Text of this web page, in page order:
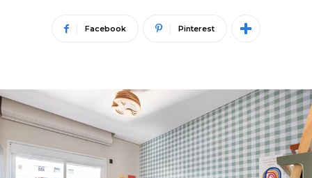
Facebook Pinterest